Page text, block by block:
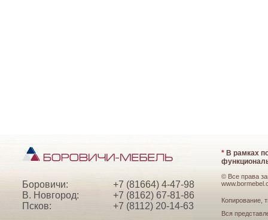
Боровичи:
+7 (81664) 4-47-98
В. Новгород:
+7 (8162) 67-81-86
Псков:
+7 (8112) 20-14-63
* В рамках
© Все права
Копирование,
Вся